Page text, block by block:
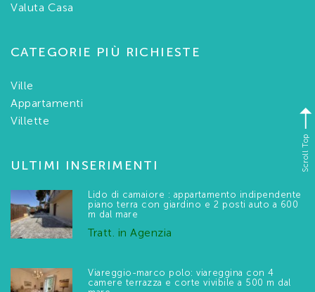
Valuta Casa
CATEGORIE PIÙ RICHIESTE
Ville
Appartamenti
Villette
ULTIMI INSERIMENTI
Lido di camaiore : appartamento indipendente
piano terra con giardino e 2 posti auto a 600
m dal mare
Tratt. in Agenzia
Viareggio-marco polo: viareggina con 4
camere terrazza e corte vivibile a 500 m dal
Scroll Top